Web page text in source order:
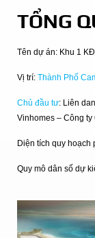
TỔNG
Tên dự án: Khu 1
Vị trí: Thành Phố
Chủ đầu tư: Liên
Vinhomes – Công
Diện tích quy hoạch
Quy mô dân số dự